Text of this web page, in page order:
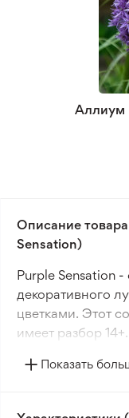
Аллиум
Описание
Sensation)
Purple Sensation
декоративного
цветками. Этот
имеет разбор 14+.
Луковицы
Показать